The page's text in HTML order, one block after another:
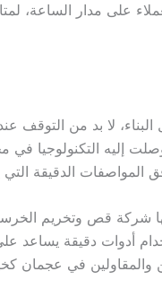
على مدار الساعة،
لا بد من
إليه التكنولوجيا في
الدقيقة التي
قص وتخريم
أدوات دقيقة يساعد على
والمقاولين في عجمان